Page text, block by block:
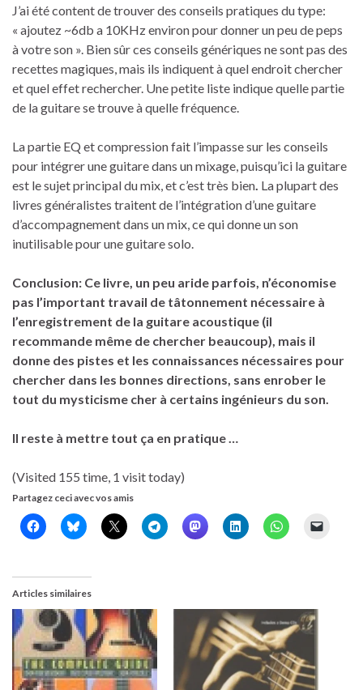
J’ai été content de trouver des conseils pratiques du type:
« ajoutez ~6db a 10KHz environ pour donner un peu de peps
à votre son ». Bien sûr ces conseils génériques ne sont pas des
recettes magiques, mais ils indiquent à quel endroit chercher
et quel effet rechercher. Une petite liste indique quelle partie
de la guitare se trouve à quelle fréquence.
La partie EQ et compression fait l’impasse sur les conseils
pour intégrer une guitare dans un mixage, puisqu’ici la guitare
est le sujet principal du mix, et c’est très bien La plupart des
livres généralistes traitent de l’intégration d’une guitare
d’accompagnement dans un mix, ce qui donne un son
inutilisable pour une guitare solo.
Conclusion: Ce livre, un peu aride parfois, n’économise
pas l’important travail de tâtonnement nécessaire à
l’enregistrement de la guitare acoustique (il
recommande même de chercher beaucoup), mais il
donne des pistes et les connaissances nécessaires pour
chercher dans les bonnes directions , sans enrober le
tout du mysticisme cher à certains ingénieurs du son.
Il reste à mettre tout ça en pratique …
(Visited 155 time, 1 visit today)
Partagez ceci avec vos amis
Articles similaires